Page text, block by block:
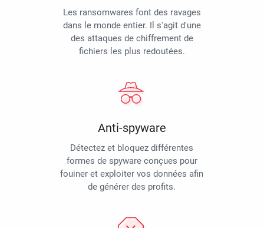
Les ransomwares font des ravages
dans le monde entier. Il s'agit d'une
des attaques de chiffrement de
fichiers les plus redoutées.
Anti-spyware
Détectez et bloquez différentes
formes de spyware conçues pour
fouiner et exploiter vos données afin
de générer des profits.